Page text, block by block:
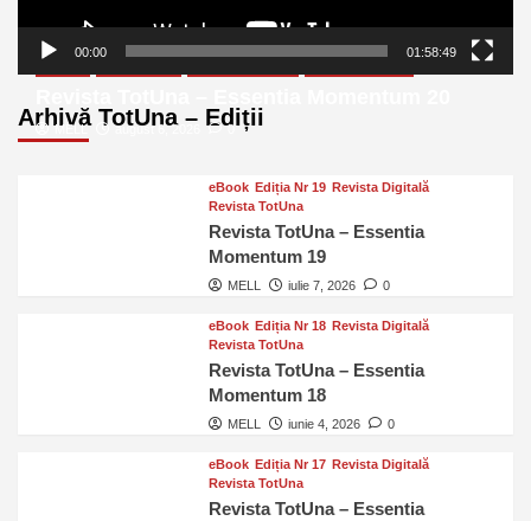
00:00 01:58:49
Arhivă TotUna – Ediții
MELL august 6, 2026 0
eBook Ediția Nr 19 Revista Digitală
Revista TotUna
Revista TotUna – Essentia
Momentum 19
MELL iulie 7, 2026 0
eBook Ediția Nr 18 Revista Digitală
Revista TotUna
Revista TotUna – Essentia
Momentum 18
MELL iunie 4, 2026 0
eBook Ediția Nr 17 Revista Digitală
Revista TotUna
Revista TotUna – Essentia